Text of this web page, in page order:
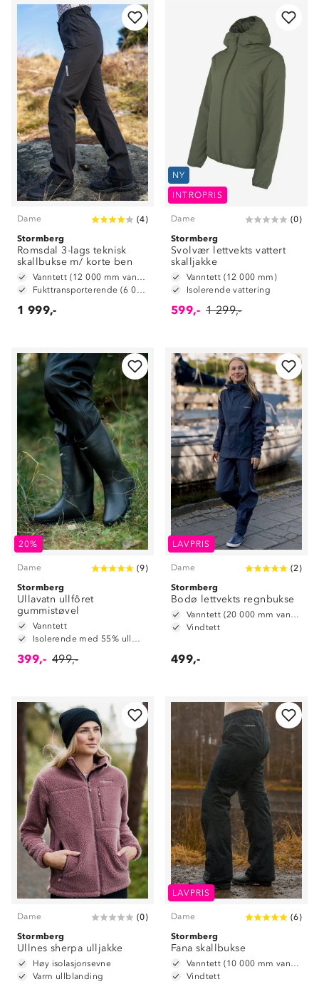
Dame (4)
Stormberg
Romsdal 3-lags teknisk
skallbukse m/ korte ben
Vanntett (12 000 mm vannsøyle)
Fukttransporterende (6 000 g/ m2/ 24t)
1 999,-
NY
INTROPRIS
Dame (0)
Stormberg
Svolvær lettvekts vattert
skalljakke
Vanntett (12 000 mm)
Isolerende vattering
599,- 1 299,-
20%
Dame (9)
Stormberg
Ullavatn ullfôret
gummistøvel
Vanntett
Isolerende med 55% ullmiks
399,- 499,-
LAVPRIS
Dame (2)
Stormberg
Bodø lettvekts regnbukse
Vanntett (20 000 mm vannsøyle)
Vindtett
499,-
Dame (0)
Stormberg
Ullnes sherpa ulljakke
Høy isolasjonsevne
Varm ullblanding
LAVPRIS
Dame (6)
Stormberg
Fana skallbukse
Vanntett (10 000 mm vannsøyle)
Vindtett